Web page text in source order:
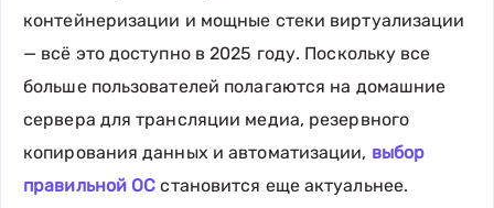
контейнеризации и мощные стеки виртуализации
— всё это доступно в 2025 году. Поскольку все
больше пользователей полагаются на домашние
сервера для трансляции медиа, резервного
копирования данных и автоматизации, выбор
правильной ОС становится еще актуальнее.